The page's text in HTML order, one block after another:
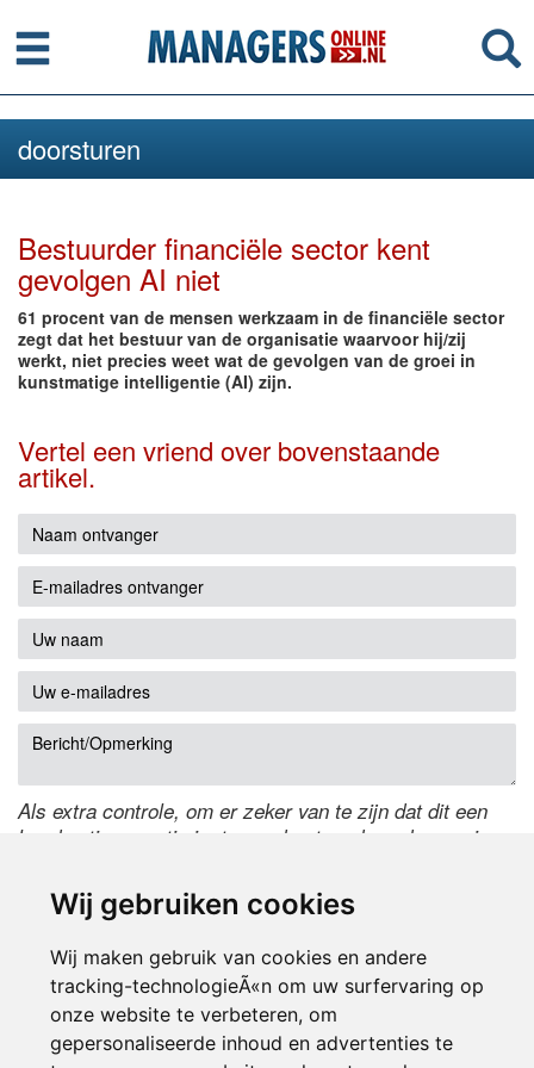
Wij gebruiken cookies
Wij maken gebruik van cookies en andere
tracking-technologieÃ«n om uw surfervaring op
onze website te verbeteren, om
gepersonaliseerde inhoud en advertenties te
Menu
doorsturen
Bestuurder financiële sector kent
gevolgen AI niet
61 procent van de mensen werkzaam in de financiële sector
zegt dat het bestuur van de organisatie waarvoor hij/zij
werkt, niet precies weet wat de gevolgen van de groei in
kunstmatige intelligentie (AI) zijn.
Vertel een vriend over bovenstaande
artikel.
Als extra controle, om er zeker van te zijn dat dit een
handmatige reactie is, typ onderstaande code over in
de code te wijzigen.